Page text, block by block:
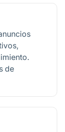
de